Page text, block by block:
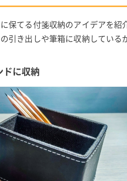
保てる付箋収納のアイデアを紹
引き出しや筆箱に収納している
ドに収納